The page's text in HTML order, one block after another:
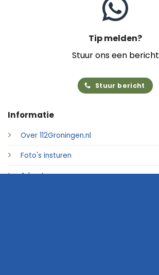
Informatie
Over 112Groningen.nl
Foto's insturen
Adverteren
Tip melden?
Stuur ons een bericht
Stuur bericht